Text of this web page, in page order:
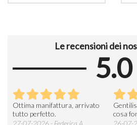
Le recensioni dei
5.0
Ottima manifattura, arrivato
tutto perfetto.
27-07-2026 - Federica A.
cosa
26-07-